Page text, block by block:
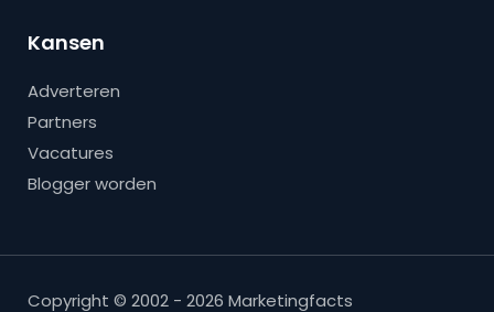
Kansen
Adverteren
Partners
Vacatures
Blogger worden
Copyright © 2002 - 2026 Marketingfacts